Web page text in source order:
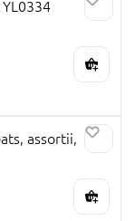
assortii,